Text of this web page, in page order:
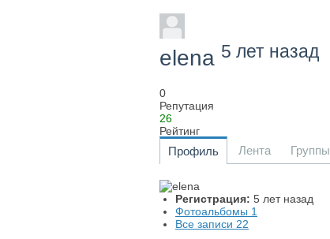
elena 5 лет назад
0
Репутация
26
Рейтинг
Профиль Лента Группы
Регистрация: 5 лет назад
Фотоальбомы 1
Все записи 22